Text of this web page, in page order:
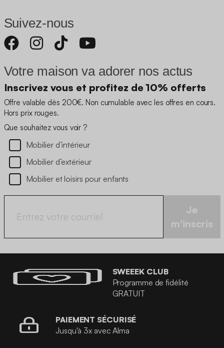
Suivez-nous
Votre maison va adorer nos actus
Inscrivez vous et profitez de 10% offerts
Offre valable dès 200€. Non cumulable avec les offres en cours.
Hors prix rouges.
Que souhaitez vous voir ?
Mobilier d’intérieur
Mobilier d’extérieur
Mobilier et loisirs pour enfants
Je
m'inscris
SWEEEK CLUB
Programme de fidélité
GRATUIT
PAIEMENT SÉCURISÉ
Jusqu'à 3x avec Alma